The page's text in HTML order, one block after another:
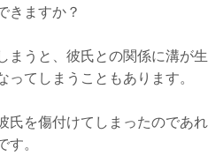
きますか？
まうと、彼氏との関係に溝が生
てしまうこともあります。
氏を傷付けてしまったのであれ
。